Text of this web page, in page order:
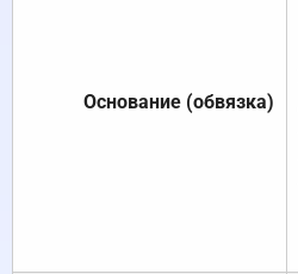
Основание (обвязка)